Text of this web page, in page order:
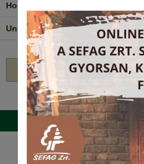
Holzverarbeitung
Unsere Valeurs
vissza
Postafiók dolgozóknak